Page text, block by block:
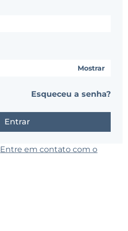
Mostrar
Esqueceu a senha?
Entre em contato com o